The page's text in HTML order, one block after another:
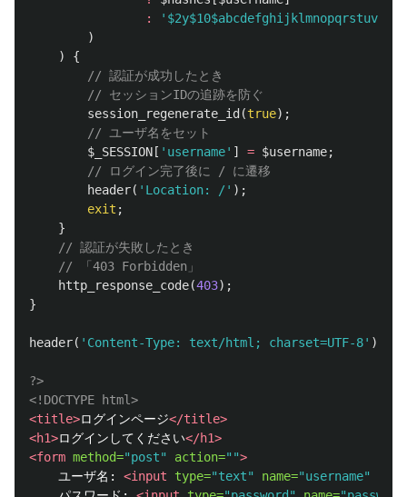
:
'$2y$10$abcdefghijklmnopqrstuv'
)
)
{
// 認証が成功したとき
// セッションIDの追跡を防ぐ
session_regenerate_id (true);
// ユーザ名をセット
$_SESSION [ 'username' ] = $username;
// ログイン完了後に / に遷移
header( 'Location: /' );
exit ;
}
// 認証が失敗したとき
// 「403 Forbidden」
http_response_code(403);
}
header( 'Content-Type: text/html; charset=UTF-8' );
?>
<!DOCTYPE html>
<title>ログインページ</title>
<h1>ログインしてください</h1>
<form method="post" action="">
    ユーザ名:
<input type="text" name="username"